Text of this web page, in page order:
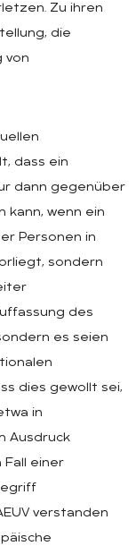
Zu ihren
die
von
dass ein
dann gegenüber
kann, wenn ein
Personen in
sondern
des
es seien
dies gewollt sei,
in
Ausdruck
Fall einer
verstanden